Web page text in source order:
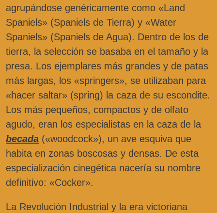
agrupándose genéricamente como «Land
Spaniels» (Spaniels de Tierra) y «Water
Spaniels» (Spaniels de Agua). Dentro de los de
tierra, la selección se basaba en el tamaño y la
presa. Los ejemplares más grandes y de patas
más largas, los «springers», se utilizaban para
«hacer saltar» (spring) la caza de su escondite.
Los más pequeños, compactos y de olfato
agudo, eran los especialistas en la caza de la
becada («woodcock»), un ave esquiva que
habita en zonas boscosas y densas. De esta
especialización cinegética nacería su nombre
definitivo: «Cocker».
La Revolución Industrial y la era victoriana